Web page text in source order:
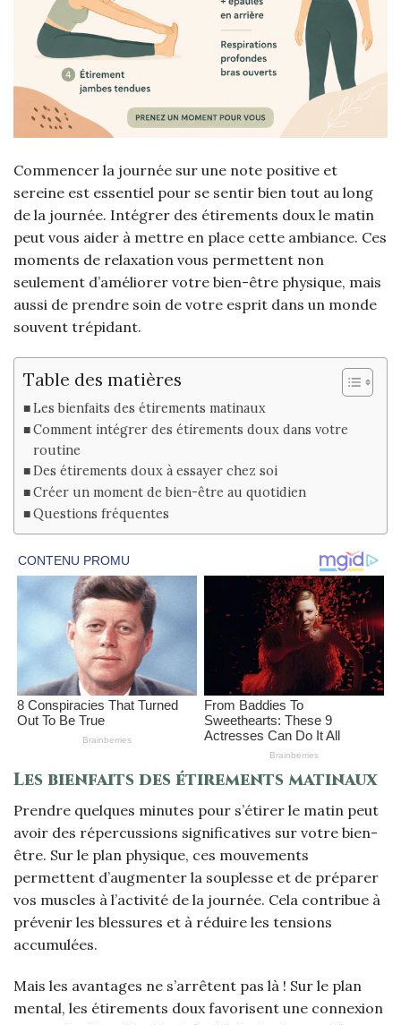
Commencer la journée sur une note positive et
sereine est essentiel pour se sentir bien tout au long
de la journée. Intégrer des étirements doux le matin
peut vous aider à mettre en place cette ambiance. Ces
moments de relaxation vous permettent non
seulement d’améliorer votre bien-être physique, mais
aussi de prendre soin de votre esprit dans un monde
souvent trépidant.
Table des matières
Les bienfaits des étirements matinaux
Comment intégrer des étirements doux dans votre
routine
Des étirements doux à essayer chez soi
Créer un moment de bien-être au quotidien
Questions fréquentes
Les bienfaits des étirements matinaux
Prendre quelques minutes pour s’étirer le matin peut
avoir des répercussions significatives sur votre bien-
être. Sur le plan physique, ces mouvements
permettent d’augmenter la souplesse et de préparer
vos muscles à l’activité de la journée. Cela contribue à
prévenir les blessures et à réduire les tensions
accumulées.
Mais les avantages ne s’arrêtent pas là ! Sur le plan
mental, les étirements doux favorisent une connexion